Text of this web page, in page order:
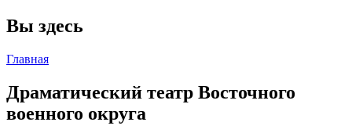
Вы здесь
Главная
Драматический театр Восточного
военного округа